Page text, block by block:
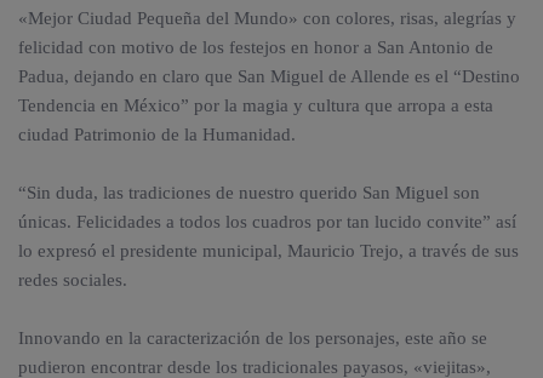
«Mejor Ciudad Pequeña del Mundo» con colores, risas, alegrías y
felicidad con motivo de los festejos en honor a San Antonio de
Padua, dejando en claro que San Miguel de Allende es el “Destino
Tendencia en México” por la magia y cultura que arropa a esta
ciudad Patrimonio de la Humanidad.
“Sin duda, las tradiciones de nuestro querido San Miguel son
únicas. Felicidades a todos los cuadros por tan lucido convite” así
lo expresó el presidente municipal, Mauricio Trejo, a través de sus
redes sociales.
Innovando en la caracterización de los personajes, este año se
pudieron encontrar desde los tradicionales payasos, «viejitas»,